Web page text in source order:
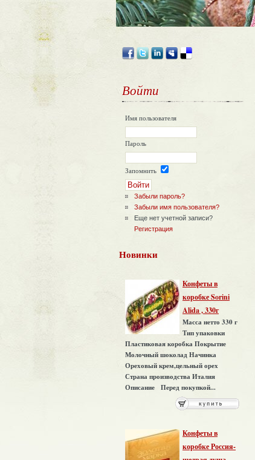
Войти
Имя пользователя
Пароль
Запомнить
Забыли пароль?
Забыли имя пользователя?
Еще нет учетной записи?
Регистрация
Новинки
Конфеты в
коробке Sorini
Alida , 330г
Масса нетто 330 г
Тип упаковки
Пластиковая коробка Покрытие
Молочный шоколад Начинка
Ореховый крем,цельный орех
Страна производства Италия
Описание Перед покупкой...
Конфеты в
коробке Россия-